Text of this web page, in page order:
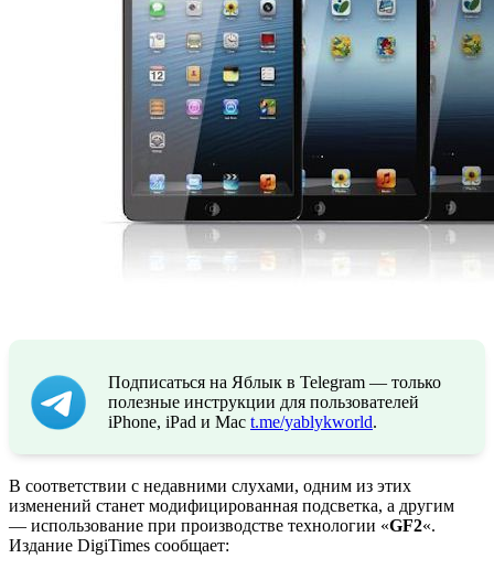
Подписаться на Яблык в Telegram — только
полезные инструкции для пользователей
iPhone, iPad и Mac t.me/yablykworld.
В соответствии с недавними слухами, одним из этих
изменений станет модифицированная подсветка, а другим
— использование при производстве технологии «GF2«.
Издание DigiTimes сообщает: